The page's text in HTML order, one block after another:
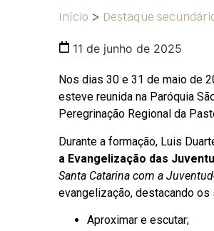
Início > Destaque
11 de junho de 2025
Nos dias 30 e 31 de maio de
esteve reunida na Paróquia
Peregrinação Regional da
Durante a formação, Luis
a Evangelização das
Santa Catarina com a
evangelização, destacando
Aproximar e escutar;